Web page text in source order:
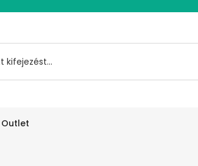
Outlet